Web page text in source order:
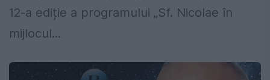
12-a ediție a programului „Sf. Nicolae în
mijlocul...